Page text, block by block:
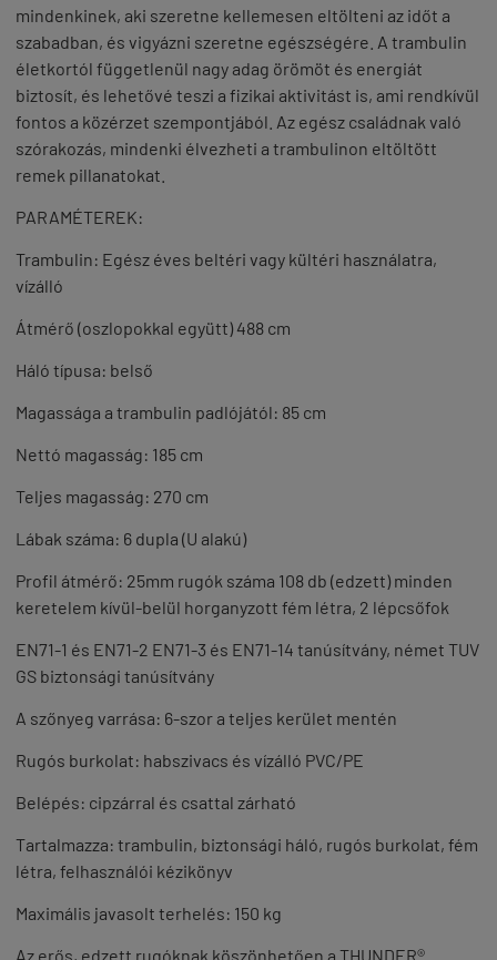
mindenkinek, aki szeretne kellemesen eltölteni az időt a
szabadban, és vigyázni szeretne egészségére. A trambulin
életkortól függetlenül nagy adag örömöt és energiát
biztosít, és lehetővé teszi a fizikai aktivitást is, ami rendkívül
fontos a közérzet szempontjából. Az egész családnak való
szórakozás, mindenki élvezheti a trambulinon eltöltött
remek pillanatokat.
PARAMÉTEREK:
Trambulin: Egész éves beltéri vagy kültéri használatra,
vízálló
Átmérő (oszlopokkal együtt) 488 cm
Háló típusa: belső
Magassága a trambulin padlójától: 85 cm
Nettó magasság: 185 cm
Teljes magasság: 270 cm
Lábak száma: 6 dupla (U alakú)
Profil átmérő: 25mm rugók száma 108 db (edzett) minden
keretelem kívül-belül horganyzott fém létra, 2 lépcsőfok
EN71-1 és EN71-2 EN71-3 és EN71-14 tanúsítvány, német TUV
GS biztonsági tanúsítvány
A szőnyeg varrása: 6-szor a teljes kerület mentén
Rugós burkolat: habszivacs és vízálló PVC/PE
Belépés: cipzárral és csattal zárható
Tartalmazza: trambulin, biztonsági háló, rugós burkolat, fém
létra, felhasználói kézikönyv
Maximális javasolt terhelés: 150 kg
Az erős, edzett rugóknak köszönhetően a THUNDER®️